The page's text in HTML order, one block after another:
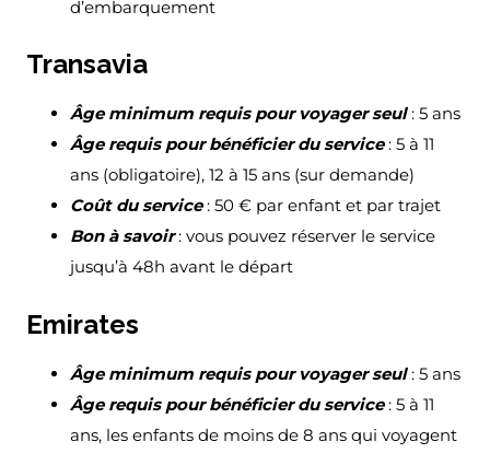
d’embarquement
Transavia
Âge minimum requis pour voyager seul: 5 ans
Âge requis pour bénéficier du service: 5 à 11
ans (obligatoire), 12 à 15 ans (sur demande)
Coût du service: 50 € par enfant et par trajet
Bon à savoir: vous pouvez réserver le service
jusqu’à 48h avant le départ
Emirates
Âge minimum requis pour voyager seul: 5 ans
Âge requis pour bénéficier du service: 5 à 11
ans, les enfants de moins de 8 ans qui voyagent